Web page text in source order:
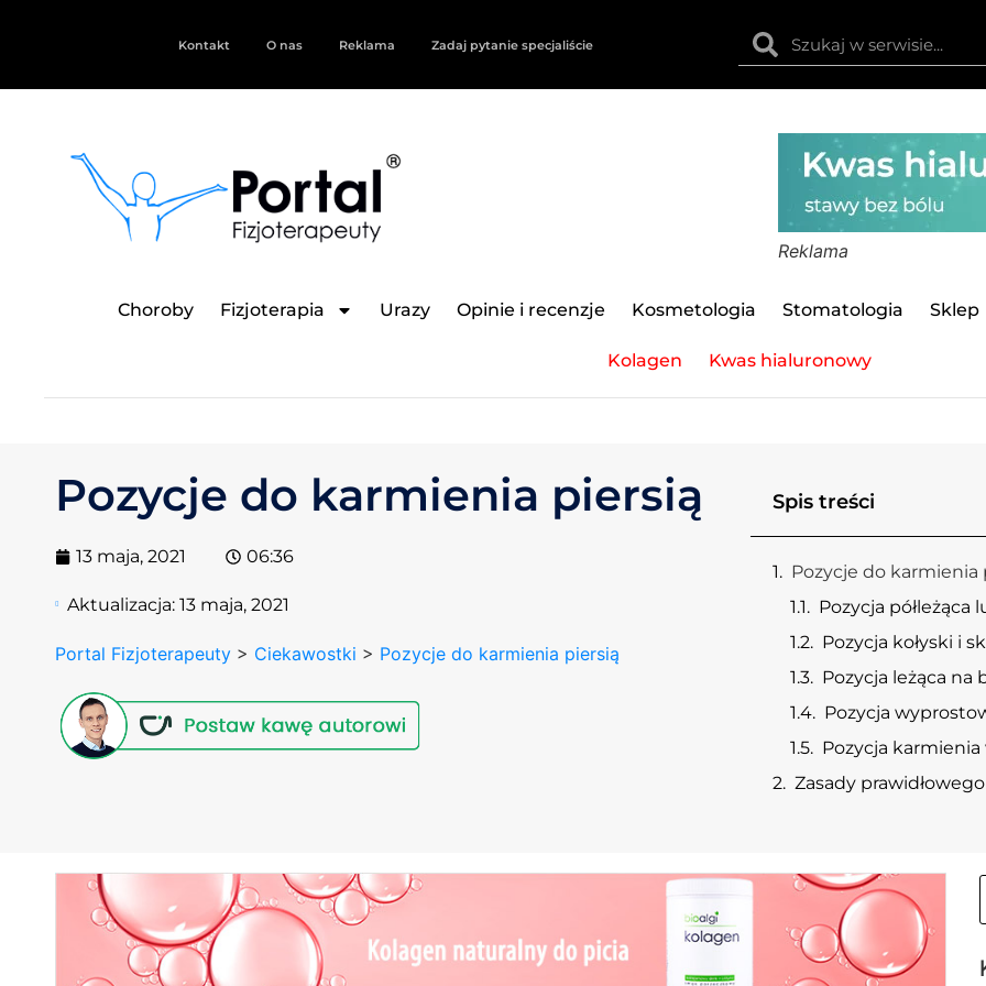
Kontakt O nas Reklama Zadaj pytanie specjaliście
Reklama
Choroby Fizjoterapia Urazy Opinie i recenzje Kosmetologia Stomatologia Sklep
Kolagen Kwas hialuronowy
Pozycje do karmienia piersią
13 maja, 2021 06:36
Aktualizacja:13 maja, 2021
Portal Fizjoterapeuty > Ciekawostki > Pozycje do karmienia piersią
Spis treści
Pozycje do karmienia
Pozycja półleżąca
Pozycja kołyski i
Pozycja leżąca na
Pozycja
Pozycja karmienia
Zasady